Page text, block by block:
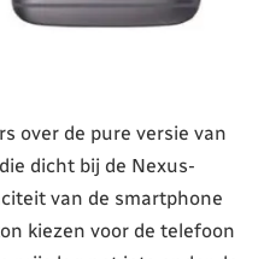
over de pure versie van
dicht bij de Nexus-
van de smartphone
kiezen voor de telefoon